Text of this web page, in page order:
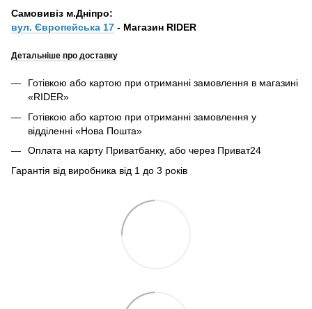
Самовивіз м.Дніпро:
вул. Європейська 17 - Магазин RIDER
Детальніше про доставку
Готівкою або картою при отриманні замовлення в магазині
«RIDER»
Готівкою або картою при отриманні замовлення у
відділенні «Нова Пошта»
Оплата на карту Приватбанку, або через Приват24
Гарантія від виробника від 1 до 3 років